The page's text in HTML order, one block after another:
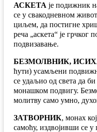
АСКЕТА је подижник
се у свакодневном
циљем, да постигне
реча „аскета“ је грчког
подвизавање.
БЕЗМОЛВНИК,
ћути) усамљени
се удаљио од света да
монашком подвигу.
молитву само умно,
ЗАТВОРНИК, монах
самоћу, издвојивши се у